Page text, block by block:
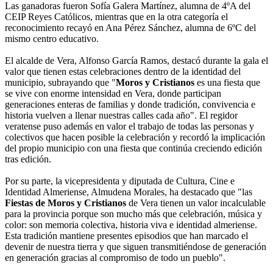
Las ganadoras fueron Sofía Galera Martínez, alumna de 4ºA del
CEIP Reyes Católicos, mientras que en la otra categoría el
reconocimiento recayó en Ana Pérez Sánchez, alumna de 6ºC del
mismo centro educativo.
El alcalde de Vera, Alfonso García Ramos, destacó durante la gala el
valor que tienen estas celebraciones dentro de la identidad del
municipio, subrayando que "Moros y Cristianos es una fiesta que
se vive con enorme intensidad en Vera, donde participan
generaciones enteras de familias y donde tradición, convivencia e
historia vuelven a llenar nuestras calles cada año". El regidor
veratense puso además en valor el trabajo de todas las personas y
colectivos que hacen posible la celebración y recordó la implicación
del propio municipio con una fiesta que continúa creciendo edición
tras edición.
Por su parte, la vicepresidenta y diputada de Cultura, Cine e
Identidad Almeriense, Almudena Morales, ha destacado que "las
Fiestas de Moros y Cristianos de Vera tienen un valor incalculable
para la provincia porque son mucho más que celebración, música y
color: son memoria colectiva, historia viva e identidad almeriense.
Esta tradición mantiene presentes episodios que han marcado el
devenir de nuestra tierra y que siguen transmitiéndose de generación
en generación gracias al compromiso de todo un pueblo".